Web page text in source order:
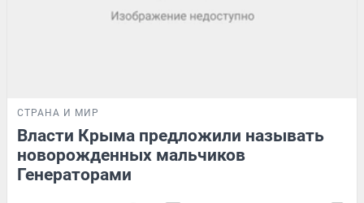
СТРАНА И МИР
Власти Крыма предложили называть
новорожденных мальчиков
Генераторами